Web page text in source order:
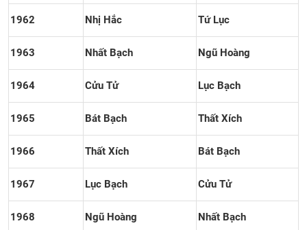
1962 Nhị Hắc Tứ Lục
1963 Nhất Bạch Ngũ Hoàng
1964 Cửu Tử Lục Bạch
1965 Bát Bạch Thất Xích
1966 Thất Xích Bát Bạch
1967 Lục Bạch Cửu Tử
1968 Ngũ Hoàng Nhất Bạch